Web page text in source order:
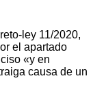
ley 11/2020,
el apartado
«y en
causa de un